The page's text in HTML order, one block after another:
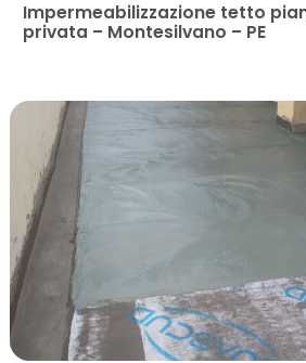
Impermeabilizzazione tetto
privata – Montesilvano – PE